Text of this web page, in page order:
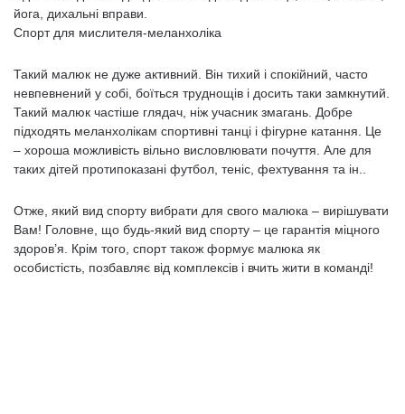
йога, дихальні вправи.
Спорт для мислителя-меланхоліка
Такий малюк не дуже активний. Він тихий і спокійний, часто
невпевнений у собі, боїться труднощів і досить таки замкнутий.
Такий малюк частіше глядач, ніж учасник змагань. Добре
підходять меланхолікам спортивні танці і фігурне катання. Це
– хороша можливість вільно висловлювати почуття. Але для
таких дітей протипоказані футбол, теніс, фехтування та ін..
Отже, який вид спорту вибрати для свого малюка – вирішувати
Вам! Головне, що будь-який вид спорту – це гарантія міцного
здоров’я. Крім того, спорт також формує малюка як
особистість, позбавляє від комплексів і вчить жити в команді!